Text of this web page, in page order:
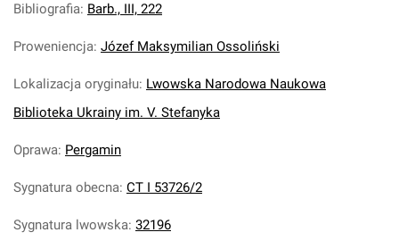
Bibliografia: Barb., III, 222
Proweniencja: Józef Maksymilian Ossoliński
Lokalizacja oryginału: Lwowska Narodowa Naukowa
Biblioteka Ukrainy im. V. Stefanyka
Oprawa: Pergamin
Sygnatura obecna: CT I 53726/2
Sygnatura lwowska: 32196